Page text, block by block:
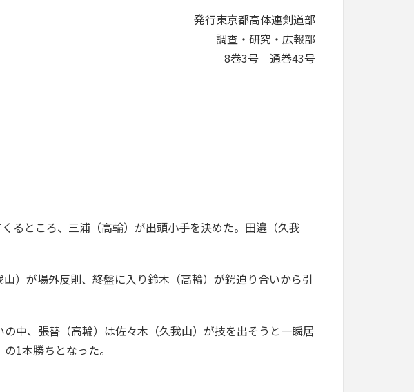
発行東京都高体連剣道部
調査・研究・広報部
8巻3号 通巻43号
るところ、三浦（高輪）が出頭小手を決めた。田邉（久我
）が場外反則、終盤に入り鈴木（高輪）が鍔迫り合いから引
中、張替（高輪）は佐々木（久我山）が技を出そうと一瞬居
1本勝ちとなった。